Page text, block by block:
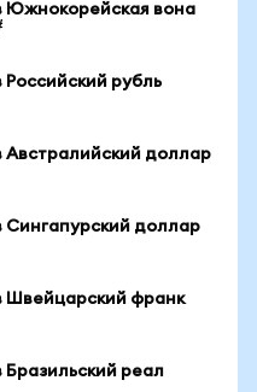
Южнокорейская вона
Российский рубль
Австралийский доллар
Сингапурский доллар
Швейцарский франк
Бразильский реал